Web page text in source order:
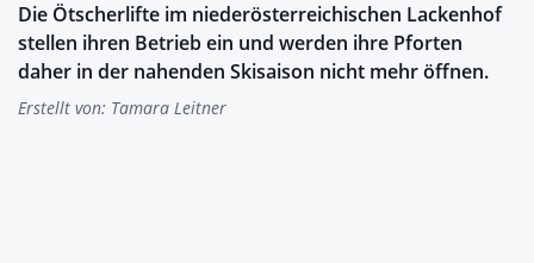
Die Ötscherlifte im niederösterreichischen Lackenhof
stellen ihren Betrieb ein und werden ihre Pforten
daher in der nahenden Skisaison nicht mehr öffnen.
Erstellt von: Tamara Leitner